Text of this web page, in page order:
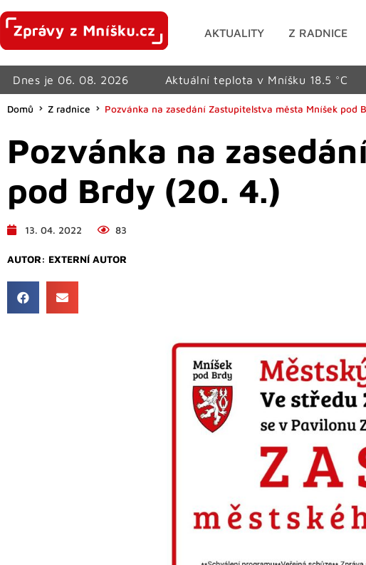
AKTUALITY Z RADNICE
Dnes je 06. 08. 2026 Aktuální teplota v Mníšku 18.5 °C
Domů Z radnice Pozvánka na zasedání Zastupitelstva města Mníšek pod
Pozvánka na
pod Brdy (20. 4.)
13. 04. 2022 83
AUTOR: EXTERNÍ AUTOR